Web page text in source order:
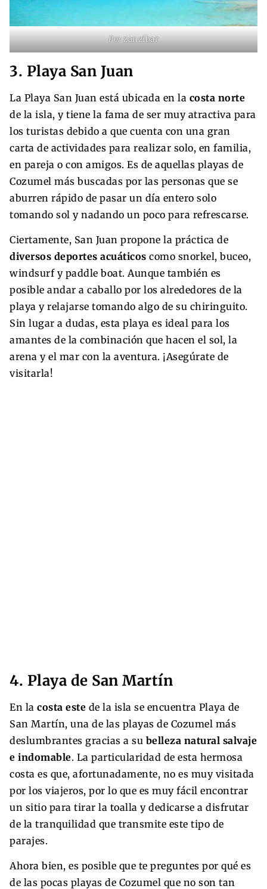
Porzanzibar
3. Playa San Juan
La Playa San Juan está ubicada en la costa norte
de la isla, y tiene la fama de ser muy atractiva para
los turistas debido a que cuenta con una gran
carta de actividades para realizar solo, en familia,
en pareja o con amigos. Es de aquellas playas de
Cozumel más buscadas por las personas que se
aburren rápido de pasar un día entero solo
tomando sol y nadando un poco para refrescarse.
Ciertamente, San Juan propone la práctica de
diversos deportes acuáticos como snorkel, buceo,
windsurf y paddle boat. Aunque también es
posible andar a caballo por los alrededores de la
playa y relajarse tomando algo de su chiringuito.
Sin lugar a dudas, esta playa es ideal para los
amantes de la combinación que hacen el sol, la
arena y el mar con la aventura. ¡Asegúrate de
visitarla!
4. Playa de San Martín
En la costa este de la isla se encuentra Playa de
San Martín, una de las playas de Cozumel más
deslumbrantes gracias a su belleza natural salvaje
e indomable. La particularidad de esta hermosa
costa es que, afortunadamente, no es muy visitada
por los viajeros, por lo que es muy fácil encontrar
un sitio para tirar la toalla y dedicarse a disfrutar
de la tranquilidad que transmite este tipo de
parajes.
Ahora bien, es posible que te preguntes por qué es
de las pocas playas de Cozumel que no son tan